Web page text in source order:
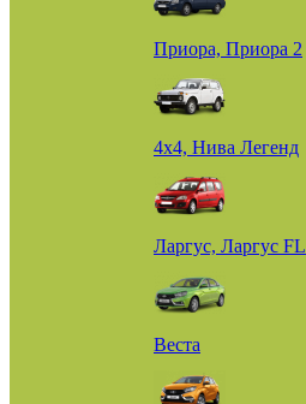
Приора, Приора 2
4х4, Нива Легенд
Ларгус, Ларгус FL
Веста